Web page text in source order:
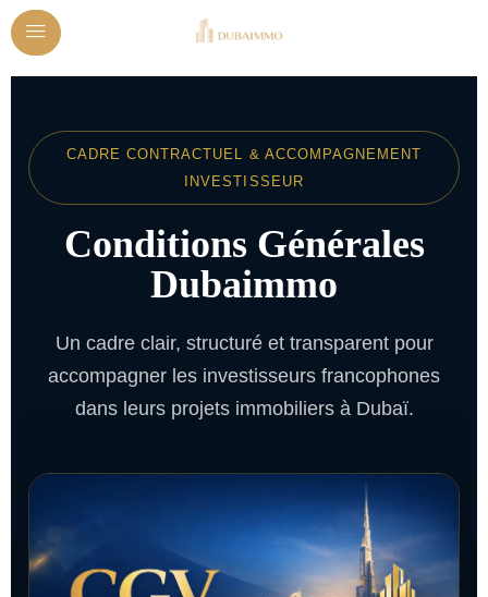
CADRE CONTRACTUEL & ACCOMPAGNEMENT
INVESTISSEUR
Conditions Générales
Dubaimmo
Un cadre clair, structuré et transparent pour
accompagner les investisseurs francophones
dans leurs projets immobiliers à Dubaï.